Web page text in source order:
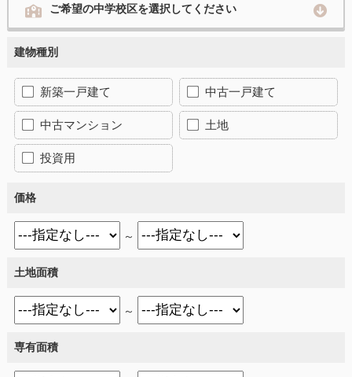
ご希望の中学校区を選択してください
建物種別
新築一戸建て 中古一戸建て
中古マンション 土地
投資用
価格
～
土地面積
～
専有面積